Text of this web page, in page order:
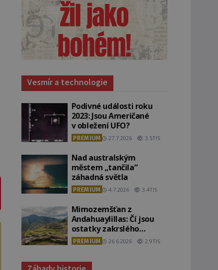
Vesmír a technologie
Podivné události roku
2023: Jsou Američané
v obležení UFO?
PREMIUM 27.7.2026 3.5TIS
Nad australským
městem „tančila“
záhadná světla
PREMIUM 4.7.2026 3.4TIS
Mimozemšťan z
Andahuaylillas: Čí jsou
ostatky zakrslého
stvoření s ohromnou
lebkou?
PREMIUM 26.6.2026 2.9TIS